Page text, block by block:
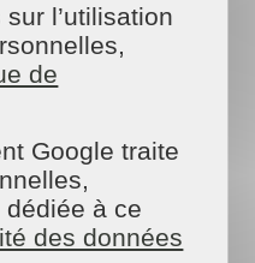
à des parties du
C'est durant ce
transmettre la
permettant aux
rapidement si elle
par
l’utilisation
de
Google traite
à ce
des données